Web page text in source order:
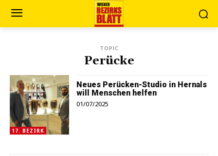
TOPIC
Perücke
17. BEZIRK
Neues Perücken-Studio in Hernals
will Menschen helfen
01/07/2025